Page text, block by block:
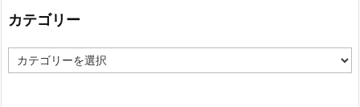
カテゴリー
テ